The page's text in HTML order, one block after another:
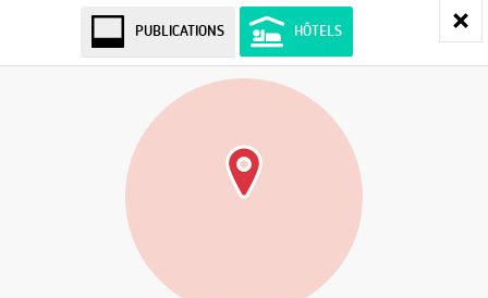
PUBLICATIONS HÔTELS